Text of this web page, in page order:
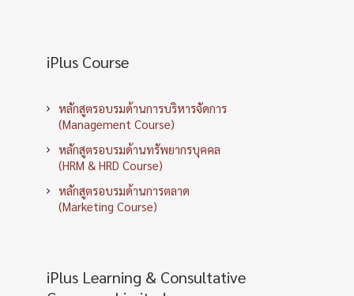
iPlus Course
หลักสูตรอบรมด้านการบริหารจัดการ
(Management Course)
หลักสูตรอบรมด้านทรัพยากรบุคคล
(HRM & HRD Course)
หลักสูตรอบรมด้านการตลาด
(Marketing Course)
iPlus Learning & Consultative